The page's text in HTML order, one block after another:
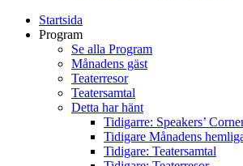
Startsida
Program
Se alla Program
Månadens gäst
Teaterresor
Teatersamtal
Detta har hänt
Tidigarre: Speakers’
Tidigare Månadens
Tidigare: Teatersamtal